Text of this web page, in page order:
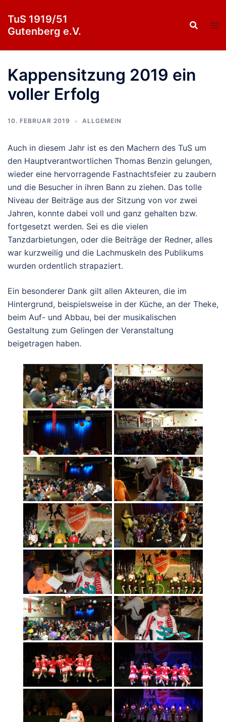
Inhalt
springen
TuS 1919/51
Gutenberg e.V.
Kappensitzung 2019 ein
voller Erfolg
10. FEBRUAR 2019 ALLGEMEIN
Auch in diesem Jahr ist es den Machern des TuS um
den Hauptverantwortlichen Thomas Benzin gelungen,
wieder eine hervorragende Fastnachtsfeier zu zaubern
und die Besucher in ihren Bann zu ziehen. Das tolle
Niveau der Beiträge aus der Sitzung von vor zwei
Jahren, konnte dabei voll und ganz gehalten bzw.
fortgesetzt werden. Sei es die vielen
Tanzdarbietungen, oder die Beiträge der Redner, alles
war kurzweilig und die Lachmuskeln des Publikums
wurden ordentlich strapaziert.
Ein besonderer Dank gilt allen Akteuren, die im
Hintergrund, beispielsweise in der Küche, an der Theke,
beim Auf- und Abbau, bei der musikalischen
Gestaltung zum Gelingen der Veranstaltung
beigetragen haben.